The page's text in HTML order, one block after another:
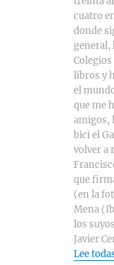
cuatro
donde
general,
libros y
el
que me
amigos,
bici el
volver a
que
(en la
Mena
los
Javier
Lee